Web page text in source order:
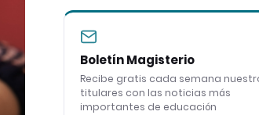
Boletín Magisterio
Recibe gratis cada semana
titulares con las noticias más
importantes de educación